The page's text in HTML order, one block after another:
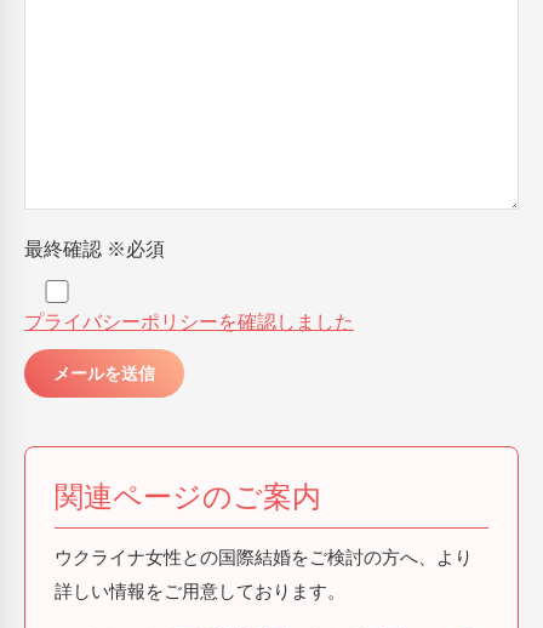
最終確認 ※必須
プライバシーポリシーを確認しました
関連ページのご案内
ウクライナ女性との国際結婚をご検討の方へ、より
詳しい情報をご用意しております。